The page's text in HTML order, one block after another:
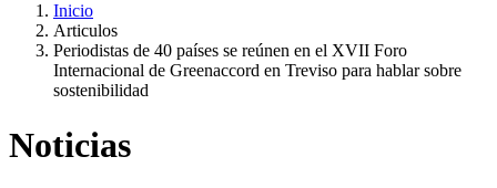
Inicio
Articulos
Periodistas de 40 países se reúnen en el XVII Foro
Internacional de Greenaccord en Treviso para hablar sobre
sostenibilidad
Noticias